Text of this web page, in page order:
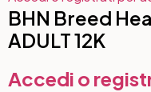
BHN Breed
ADULT 12K
Accedi o